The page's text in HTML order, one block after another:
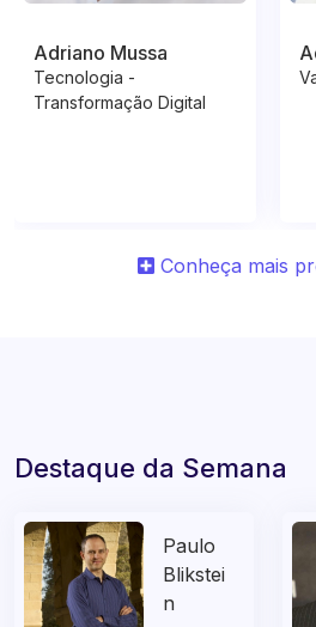
Adriano Mussa
Tecnologia -
Transformação Digital
Conheça mais
Destaque da Semana
Paulo
Blikstei
n